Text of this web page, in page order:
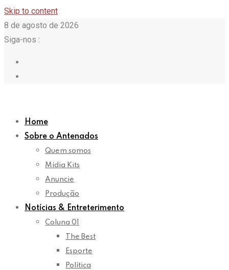
Skip to content
8 de agosto de 2026
Siga-nos :
Home
Sobre o Antenados
Quem somos
Mídia Kits
Anuncie
Produção
Notícias & Entreterimento
Coluna 01
The Best
Esporte
Política